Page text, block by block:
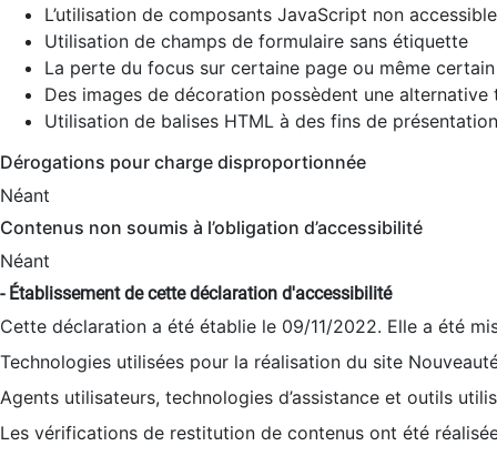
L’utilisation de composants JavaScript non
Utilisation de champs de formulaire sans étiquette
La perte du focus sur certaine page ou même
Des images de décoration possèdent une alternative
Utilisation de balises HTML à des fins de
Dérogations pour charge disproportionnée
Néant
Contenus non soumis à l’obligation d’accessibilité
Néant
- Établissement de cette déclaration d'accessibilité
Cette déclaration a été établie le 09/11/2022. Elle a été
Technologies utilisées pour la réalisation du site
Agents utilisateurs, technologies d’assistance et outils
Les vérifications de restitution de contenus ont été